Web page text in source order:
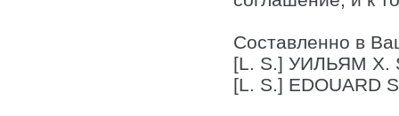
Составленно в
[L. S.] УИЛЬЯМ Х.
[L. S.] EDOUARD